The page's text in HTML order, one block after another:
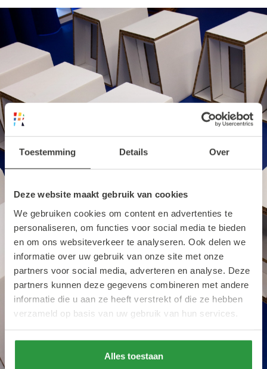
Toestemming Details Over
Deze website maakt gebruik van cookies
We gebruiken cookies om content en advertenties te
personaliseren, om functies voor social media te bieden
en om ons websiteverkeer te analyseren. Ook delen we
informatie over uw gebruik van onze site met onze
partners voor social media, adverteren en analyse. Deze
partners kunnen deze gegevens combineren met andere
informatie die u aan ze heeft verstrekt of die ze hebben
verzameld op basis van uw gebruik van hun services.
Alles toestaan